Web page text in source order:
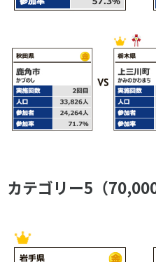
カテゴリー5（